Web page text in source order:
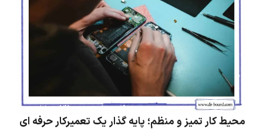
محیط کار تمیز و منظم؛ پایه ‌گذار یک تعمیرکار حرفه ‌ای